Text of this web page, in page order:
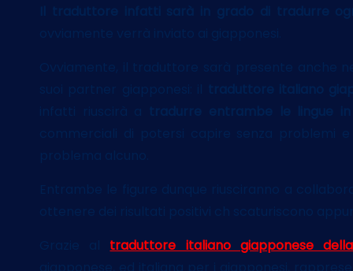
Il traduttore infatti sarà in grado di tradurre
ovviamente verrà inviato ai giapponesi.
Ovviamente, il traduttore sarà presente anche
suoi partner giapponesi: il
traduttore italiano
tradurre entrambe le lingue in
commerciali di potersi capire senza problemi
problema alcuno.
Entrambe le figure dunque riusciranno a
ottenere dei risultati positivi ch scaturiscono
Grazie al traduttore italiano giapponese